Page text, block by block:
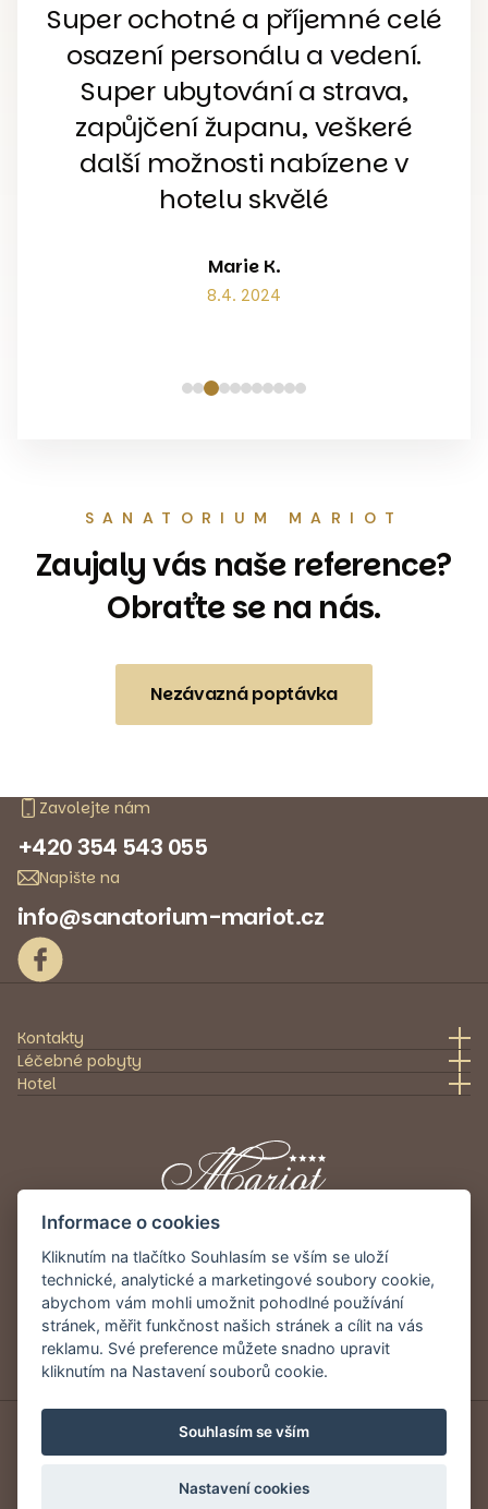
Super ochotné a příjemné celé
osazení personálu a vedení.
Super ubytování a strava,
zapůjčení županu, veškeré
další možnosti nabízene v
hotelu skvělé
Marie K.
8.4. 2024
SANATORIUM MARIOT
Zaujaly vás naše reference?
Obraťte se na nás.
Nezávazná poptávka
Zavolejte nám
+420 354 543 055
Napište na
info@sanatorium-mariot.cz
Poskytneme vám kvalitní léčebnou a
rehabilitační péči zaměřenou především na
pohybový aparát.
© 2025 by Sanatorium Mariot s.r.o. Všechna
Kontakty
Léčebné pobyty
Hotel
Informace o cookies
Kliknutím na tlačítko Souhlasím se vším se uloží
technické, analytické a marketingové soubory cookie,
abychom vám mohli umožnit pohodlné používání
stránek, měřit funkčnost našich stránek a cílit na vás
reklamu. Své preference můžete snadno upravit
kliknutím na Nastavení souborů cookie.
Souhlasím se vším
Nastavení cookies